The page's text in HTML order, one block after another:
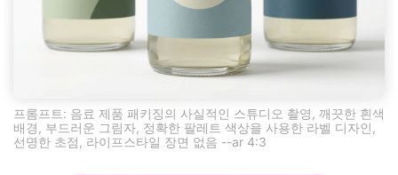
프롬프트: 음료 제품 패키징의 사실적인 스튜디오 촬영, 깨끗한 흰색
배경, 부드러운 그림자, 정확한 팔레트 색상을 사용한 라벨 디자인,
선명한 초점, 라이프스타일 장면 없음 --ar 4:3